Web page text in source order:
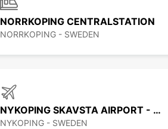
NORRKOPING CENTRALSTATION
NORRKOPING - SWEDEN
NYKOPING SKAVSTA AIRPORT - IKC*RY*
NYKOPING - SWEDEN